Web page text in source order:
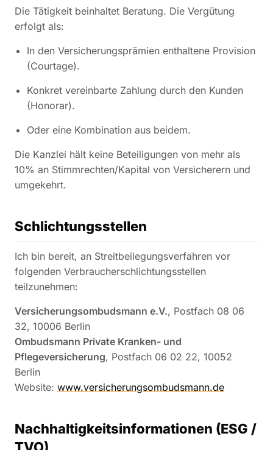
Die Tätigkeit beinhaltet Beratung. Die Vergütung
erfolgt als:
In den Versicherungsprämien enthaltene Provision
(Courtage).
Konkret vereinbarte Zahlung durch den Kunden
(Honorar).
Oder eine Kombination aus beidem.
Die Kanzlei hält keine Beteiligungen von mehr als
10% an Stimmrechten/Kapital von Versicherern und
umgekehrt.
Schlichtungsstellen
Ich bin bereit, an Streitbeilegungsverfahren vor
folgenden Verbraucherschlichtungsstellen
teilzunehmen:
Versicherungsombudsmann e.V., Postfach 08 06
32, 10006 Berlin
Ombudsmann Private Kranken- und
Pflegeversicherung, Postfach 06 02 22, 10052
Berlin
Website: www.versicherungsombudsmann.de
Nachhaltigkeitsinformationen (ESG /